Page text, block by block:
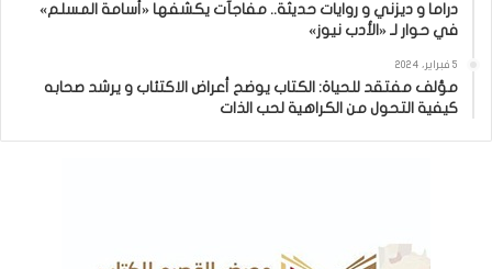
دراما و ديزني و روايات حديثة.. مفاجآت يكشفها «أسامة المسلم»
في حوار لـ «الأدب نيوز»
5 فبراير، 2024
مؤلف مفتقد للحياة: الكتاب يوضح أعراض الاكتئاب و يرشد صحابه
كيفية التحول من الكراهية لحب الذات